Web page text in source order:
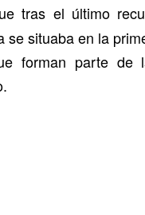
tras el último
se situaba en la
forman parte de